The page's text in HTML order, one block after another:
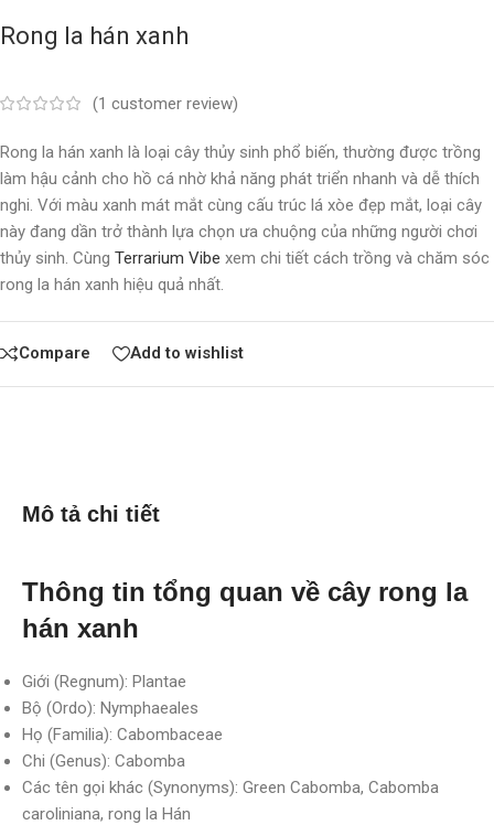
Rong la hán xanh
(1 customer review)
Rong la hán xanh là loại cây thủy sinh phổ biến, thường được trồng
làm hậu cảnh cho hồ cá nhờ khả năng phát triển nhanh và dễ thích
nghi. Với màu xanh mát mắt cùng cấu trúc lá xòe đẹp mắt, loại cây
này đang dần trở thành lựa chọn ưa chuộng của những người chơi
thủy sinh. Cùng Terrarium Vibe xem chi tiết cách trồng và chăm sóc
rong la hán xanh hiệu quả nhất.
Compare Add to wishlist
Mô tả chi tiết
Thông tin tổng quan về cây rong la
hán xanh
Giới (Regnum): Plantae
Bộ (Ordo): Nymphaeales
Họ (Familia): Cabombaceae
Chi (Genus): Cabomba
Các tên gọi khác (Synonyms): Green Cabomba, Cabomba
caroliniana, rong la Hán